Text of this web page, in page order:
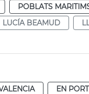
POBLATS
LUCÍA BEAMUD
EN